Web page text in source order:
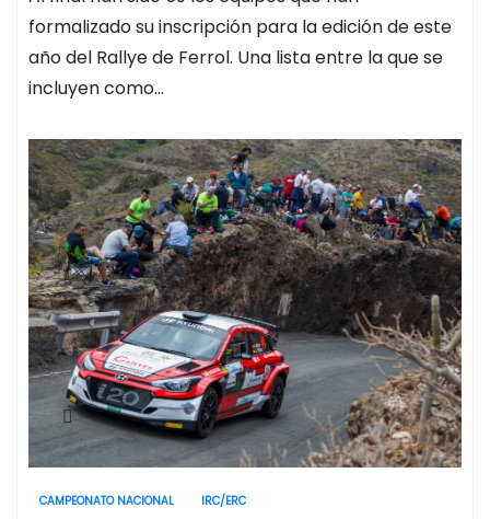
formalizado su inscripción para la edición de este
año del Rallye de Ferrol. Una lista entre la que se
incluyen como…
CAMPEONATO NACIONAL IRC/ERC